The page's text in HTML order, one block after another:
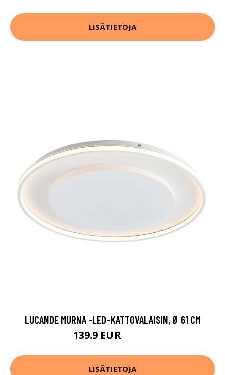
LISÄTIETOJA
LUCANDE MURNA -LED-KATTOVALAISIN, Ø 61 CM
139.9 EUR
LISÄTIETOJA